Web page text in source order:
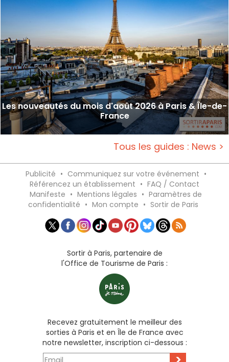
Les nouveautés du mois d'août 2026 à Paris & Île-de-
France
Tous les guides : News >
Publicité • Communiquez sur votre événement •
Référencez un établissement • FAQ / Contact
Manifeste • Mentions légales • Paramètres de
confidentialité • Mon compte • Sortir de Paris
Sortir à Paris, partenaire de
l'Office de Tourisme de Paris :
Recevez gratuitement le meilleur des
sorties à Paris et en Île de France avec
notre newsletter, inscription ci-dessous :